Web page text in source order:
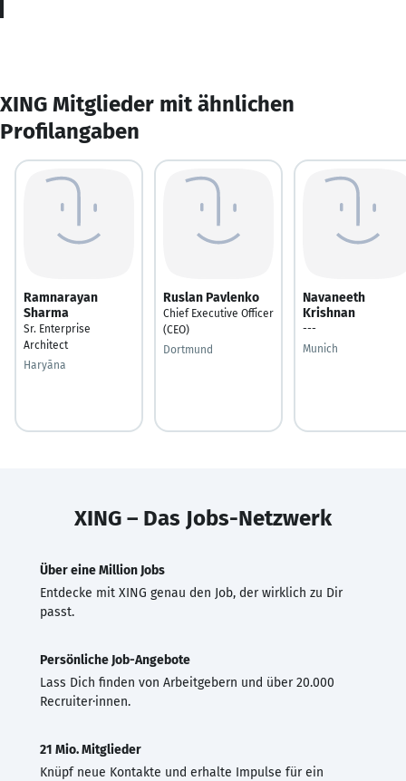
XING Mitglieder mit ähnlichen
Profilangaben
Ramnarayan
Sharma
Sr. Enterprise
Architect
Haryāna
Ruslan Pavlenko
Chief Executive Officer
(CEO)
Dortmund
Navaneeth
Krishnan
---
Munich
XING – Das Jobs-Netzwerk
Über eine Million Jobs
Entdecke mit XING genau den Job, der wirklich zu Dir
passt.
Persönliche Job-Angebote
Lass Dich finden von Arbeitgebern und über 20.000
Recruiter·innen.
21 Mio. Mitglieder
Knüpf neue Kontakte und erhalte Impulse für ein